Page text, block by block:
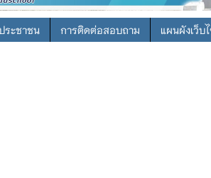
ระชาชน การติดต่อสอบถาม แผนผังเว็บ